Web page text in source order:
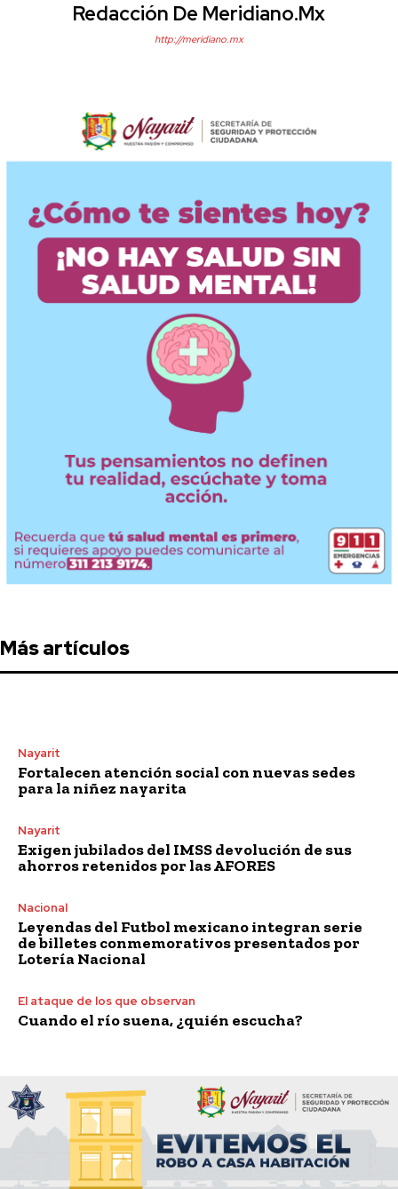
Redacción De Meridiano.mx
http://meridiano.mx
Más artículos
Nayarit
Fortalecen atención social con nuevas sedes
para la niñez nayarita
Nayarit
Exigen jubilados del IMSS devolución de sus
ahorros retenidos por las AFORES
Nacional
Leyendas del Futbol mexicano integran serie
de billetes conmemorativos presentados por
Lotería Nacional
El ataque de los que observan
Cuando el río suena, ¿quién escucha?